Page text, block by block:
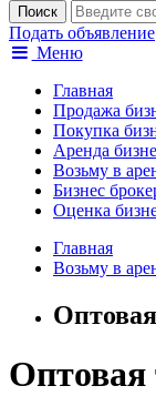
Подать объявление
Меню
Главная
Продажа
Покупка
Аренда
Возьму в
Бизнес
Оценка
Главная
Возьму в
Оптовая